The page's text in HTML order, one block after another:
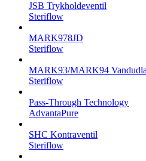
JSB Trykholdeventil
Steriflow
MARK978JD
Steriflow
MARK93/MARK94
Steriflow
Pass-Through Technology
AdvantaPure
SHC Kontraventil
Steriflow